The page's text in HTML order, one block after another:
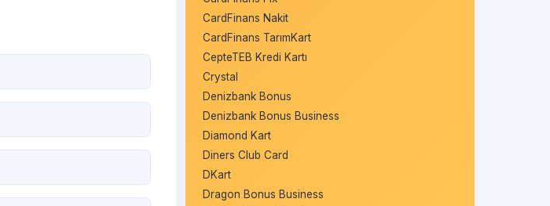
CardFinans Nakit
CardFinans TarımKart
CepteTEB Kredi Kartı
Crystal
Denizbank Bonus
Denizbank Bonus Business
Diamond Kart
Diners Club Card
DKart
Dragon Bonus Business